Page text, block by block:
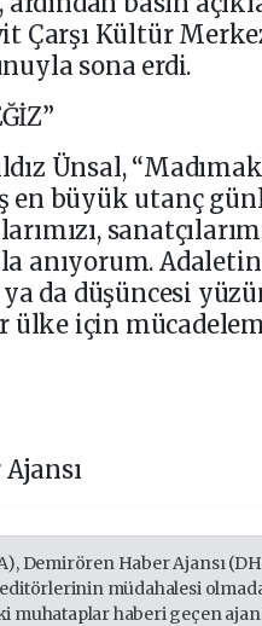
Kültür
sona erdi.
Ünsal,
en büyük utanç
anıyorum.
ya da düşüncesi
için
Demirören Haber Ajansı
müdahalesi
muhataplar haberi geçen